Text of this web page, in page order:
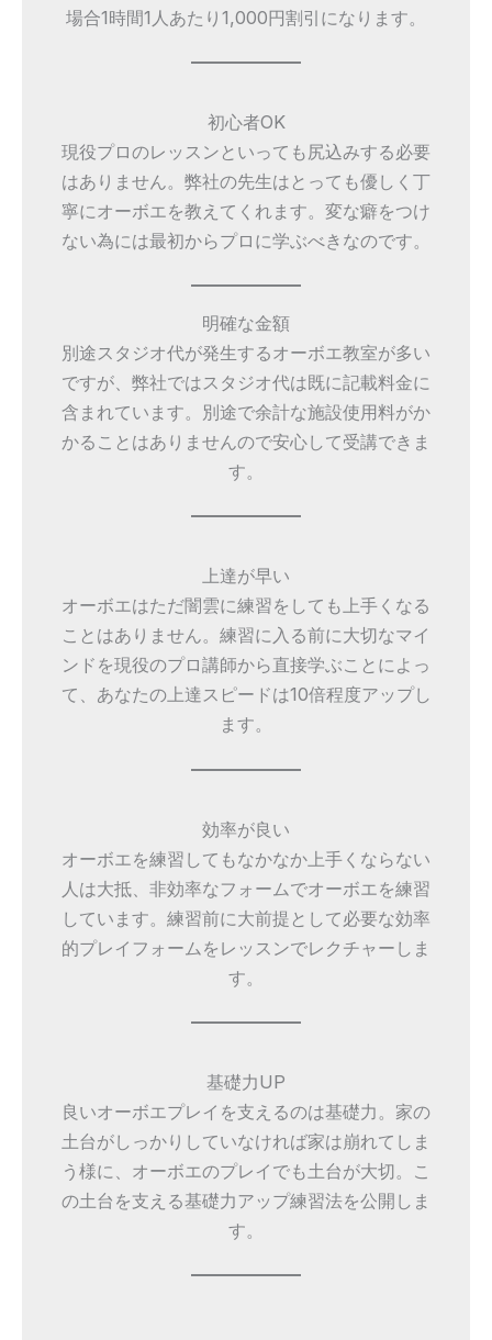
場合1時間1人あたり1,000円割引になります。
初心者OK
現役プロのレッスンといっても尻込みする必要
はありません。弊社の先生はとっても優しく丁
寧にオーボエを教えてくれます。変な癖をつけ
ない為には最初からプロに学ぶべきなのです。
明確な金額
別途スタジオ代が発生するオーボエ教室が多い
ですが、弊社ではスタジオ代は既に記載料金に
含まれています。別途で余計な施設使用料がか
かることはありませんので安心して受講できま
す。
上達が早い
オーボエはただ闇雲に練習をしても上手くなる
ことはありません。練習に入る前に大切なマイ
ンドを現役のプロ講師から直接学ぶことによっ
て、あなたの上達スピードは10倍程度アップし
ます。
効率が良い
オーボエを練習してもなかなか上手くならない
人は大抵、非効率なフォームでオーボエを練習
しています。練習前に大前提として必要な効率
的プレイフォームをレッスンでレクチャーしま
す。
基礎力UP
良いオーボエプレイを支えるのは基礎力。家の
土台がしっかりしていなければ家は崩れてしま
う様に、オーボエのプレイでも土台が大切。こ
の土台を支える基礎力アップ練習法を公開しま
す。